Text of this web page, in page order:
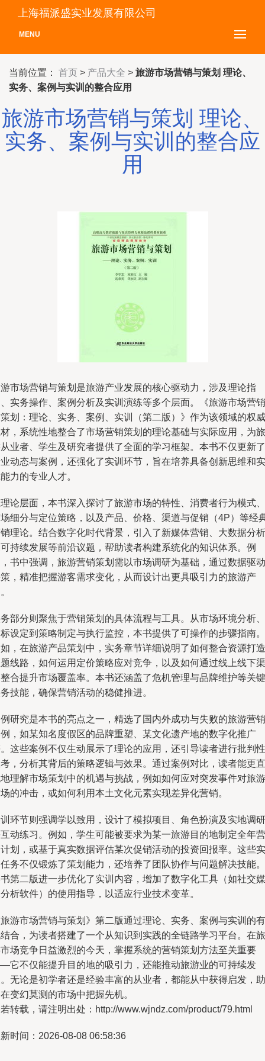
上海福派盛实业发展有限公司
MENU
当前位置： 首页 > 产品大全 > 旅游市场营销与策划 理论、
实务、案例与实训的整合应用
旅游市场营销与策划 理论、
实务、案例与实训的整合应
用
市场营销与策划是旅游产业发展的核心驱动力，涉及理论指
实务操作、案例分析及实训演练等多个层面。《旅游市场营销
划：理论、实务、案例、实训（第二版）》作为该领域的权威
，系统性地整合了市场营销策划的理论基础与实际应用，为旅
业者、学生及研究者提供了全面的学习框架。本书不仅更新了
动态与案例，还强化了实训环节，旨在培养具备创新思维和实
力的专业人才。
论层面，本书深入探讨了旅游市场的特性、消费者行为模式、
细分与定位策略，以及产品、价格、渠道与促销（4P）等经
理论。结合数字化时代背景，引入了新媒体营销、大数据分析
持续发展等前沿议题，帮助读者构建系统化的知识体系。例
书中强调，旅游营销策划需以市场调研为基础，通过数据驱动
，精准把握游客需求变化，从而设计出更具吸引力的旅游产
部分则聚焦于营销策划的具体流程与工具。从市场环境分析、
设定到策略制定与执行监控，本书提供了可操作的步骤指南。
，在旅游产品策划中，实务章节详细说明了如何整合资源打造
线路，如何运用定价策略应对竞争，以及如何通过线上线下渠
合提升市场覆盖率。本书还涵盖了危机管理与品牌维护等关键
技能，确保营销活动的稳健推进。
研究是本书的亮点之一，精选了国内外成功与失败的旅游营销
，如某知名度假区的品牌重塑、某文化遗产地的数字化推广
这些案例不仅生动展示了理论的应用，还引导读者进行批判性
，分析其背后的策略逻辑与效果。通过案例对比，读者能更直
理解市场策划中的机遇与挑战，例如如何应对突发事件对旅游
的冲击，或如何利用本土文化元素实现差异化营销。
环节则强调学以致用，设计了模拟项目、角色扮演及实地调研
动练习。例如，学生可能被要求为某一旅游目的地制定全年营
划，或基于真实数据评估某次促销活动的投资回报率。这些实
务不仅锻炼了策划能力，还培养了团队协作与问题解决技能。
第二版进一步优化了实训内容，增加了数字化工具（如社交媒
析软件）的使用指导，以适应行业技术变革。
游市场营销与策划》第二版通过理论、实务、案例与实训的有
合，为读者搭建了一个从知识到实践的全链路学习平台。在旅
场竞争日益激烈的今天，掌握系统的营销策划方法至关重要
它不仅能提升目的地的吸引力，还能推动旅游业的可持续发
无论是初学者还是经验丰富的从业者，都能从中获得启发，助
变幻莫测的市场中把握先机。
转载，请注明出处：http://www.wjndz.com/product/79.html
时间：2026-08-08 06:58:36